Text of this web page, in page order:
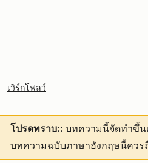
เวิร์กโฟลว์
โปรดทราบ:: บทความนี้จัดทำขึ้
บทความฉบับภาษาอังกฤษนี้คว